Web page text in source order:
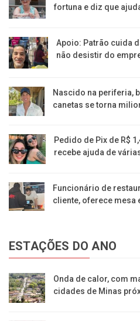
fortuna e diz que
Apoio: Patrão cuida
não desistir do
Nascido na periferia,
canetas se torna
Pedido de Pix de R$
recebe ajuda de
Funcionário de
cliente, oferece mesa
ESTAÇÕES DO ANO
Onda de calor, com
cidades de Minas